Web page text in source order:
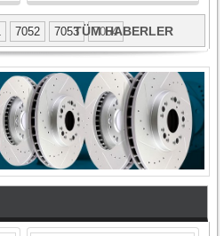
7052 7053 7054
TÜM HABERLER